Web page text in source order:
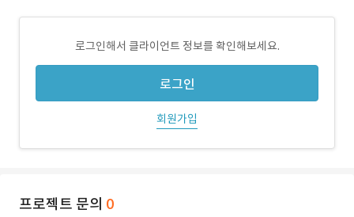
로그인해서 클라이언트 정보를 확인해보세요.
로그인
회원가입
프로젝트 문의 0